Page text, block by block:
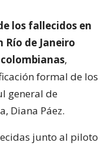
los fallecidos en
de Janeiro
,
formal de los
general de
Diana Páez.
junto al piloto